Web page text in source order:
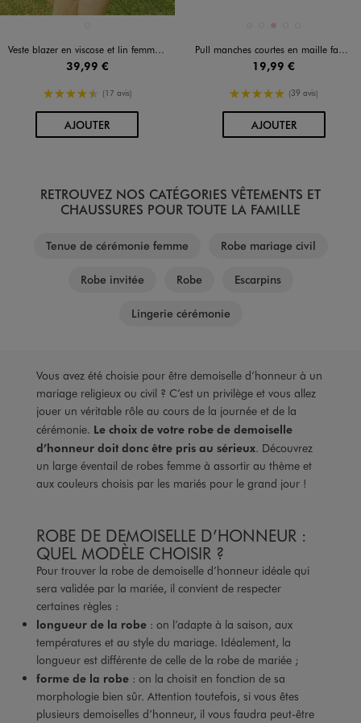
Veste blazer en viscose et lin femme grande taille
39,99 €
4.5/5 de moyenne
(17 avis)
AJOUTERAU PANIER
Disponible en 5 coloris
NOIR STANDARD
ROSE
Pull manches courtes en maille fantaisie à boutons femme
19,99 €
5/5 de moyenne
(39 avis)
AJOUTERAU PANIER
RETROUVEZ NOS CATÉGORIES VÊTEMENTS ET
CHAUSSURES POUR TOUTE LA FAMILLE
Tenue de cérémonie femme Robe mariage civil
Robe invitée Robe Escarpins
Lingerie cérémonie
Vous avez été choisie pour être demoiselle d’honneur à un
mariage religieux ou civil ? C’est un privilège et vous allez
jouer un véritable rôle au cours de la journée et de la
cérémonie. Le choix de votre robe de demoiselle
d’honneur doit donc être pris au sérieux. Découvrez
un large éventail de robes femme à assortir au thème et
aux couleurs choisis par les mariés pour le grand jour !
ROBE DE DEMOISELLE D’HONNEUR :
QUEL MODÈLE CHOISIR ?
Pour trouver la robe de demoiselle d’honneur idéale qui
sera validée par la mariée, il convient de respecter
certaines règles :
longueur de la robe : on l’adapte à la saison, aux
températures et au style du mariage. Idéalement, la
longueur est différente de celle de la robe de mariée ;
forme de la robe : on la choisit en fonction de sa
morphologie bien sûr. Attention toutefois, si vous êtes
plusieurs demoiselles d’honneur, il vous faudra peut-être